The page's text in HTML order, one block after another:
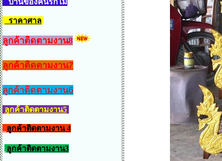
บ้านของคนรักไม้
ราคาศาล
ลูกค้าติดตามงาน8
ลูกค้าติดตามงาน7
ลูกค้าติดตามงาน6
ลูกค้าติดตามงาน5
ลูกค้าติดตามงาน 4
ลูกค้าติดตามงาน3